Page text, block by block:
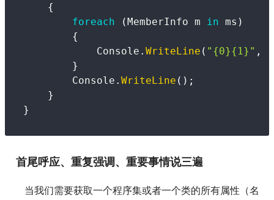
{
foreach
(MemberInfo m in ms )
{
            Console
. WriteLine ( "{0}{1}" ,
}
        Console
. WriteLine ( ) ;
}
}
首尾呼应、重复强调、重要事情说三遍
当我们需要获取一个程序集或者一个类的所有属性（名